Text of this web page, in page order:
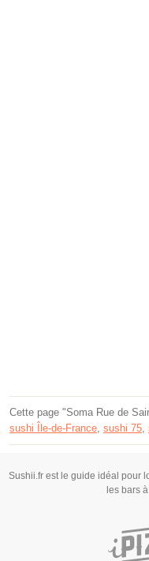
Cette page "Soma Rue de
sushi Île-de-France, sushi 75,
Sushii.fr est le guide idéal pour
les bars